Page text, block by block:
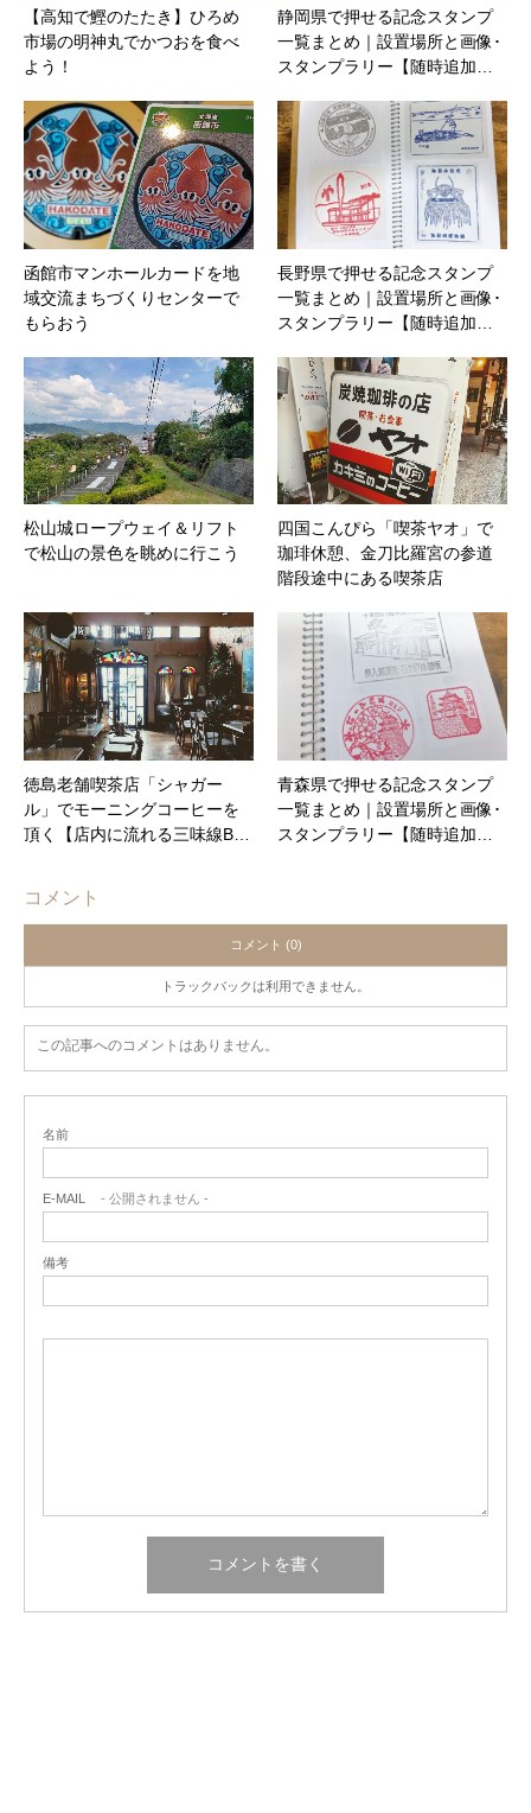
【高知で鰹のたたき】ひろめ
市場の明神丸でかつおを食べ
よう！
静岡県で押せる記念スタンプ
一覧まとめ｜設置場所と画像･
スタンプラリー【随時追加…
函館市マンホールカードを地
域交流まちづくりセンターで
もらおう
長野県で押せる記念スタンプ
一覧まとめ｜設置場所と画像･
スタンプラリー【随時追加…
松山城ロープウェイ＆リフト
で松山の景色を眺めに行こう
四国こんぴら「喫茶ヤオ」で
珈琲休憩、金刀比羅宮の参道
階段途中にある喫茶店
徳島老舗喫茶店「シャガー
ル」でモーニングコーヒーを
頂く【店内に流れる三味線B…
青森県で押せる記念スタンプ
一覧まとめ｜設置場所と画像･
スタンプラリー【随時追加…
コメント
コメント (0)
トラックバックは利用できません。
この記事へのコメントはありません。
名前
E-MAIL - 公開されません -
備考